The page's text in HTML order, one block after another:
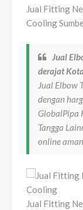
Jual Fitting
Cooling
Jual
derajat
Jual Elbow
dengan
GlobalPipa
Tangga
online
Jual Fitting